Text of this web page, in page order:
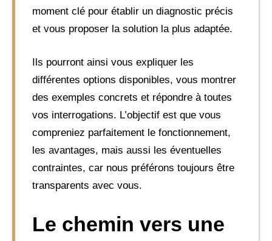
moment clé pour établir un diagnostic précis
et vous proposer la solution la plus adaptée.
Ils pourront ainsi vous expliquer les
différentes options disponibles, vous montrer
des exemples concrets et répondre à toutes
vos interrogations. L’objectif est que vous
compreniez parfaitement le fonctionnement,
les avantages, mais aussi les éventuelles
contraintes, car nous préférons toujours être
transparents avec vous.
Le chemin vers une